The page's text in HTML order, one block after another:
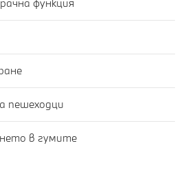
функция
пешеходци
в гумите